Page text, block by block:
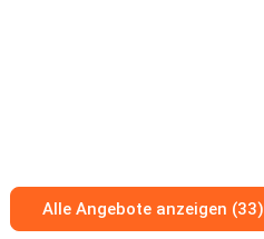
Alle Angebote anzeigen (33)